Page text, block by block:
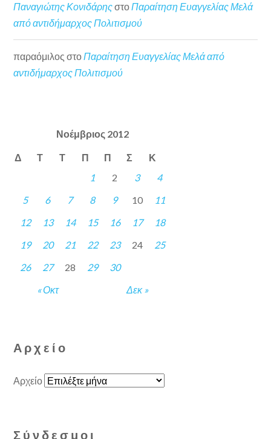
Παναγιώτης ΚονιδάρηςστοΠαραίτηση Ευαγγελίας Μελά
από αντιδήμαρχος Πολιτισμού
παραόμιλος στοΠαραίτηση Ευαγγελίας Μελά από
αντιδήμαρχος Πολιτισμού
Νοέμβριος 2012
Δ Τ Τ Π Π Σ Κ
« Οκτ Δεκ »
1 2 3
4
5
6 7 8 9 10
11
12
13 14 15 16 17
18
19
20 21 22 23 24
25
26
27 28 29 30
Αρχείο
Αρχείο
Σύνδεσμοι